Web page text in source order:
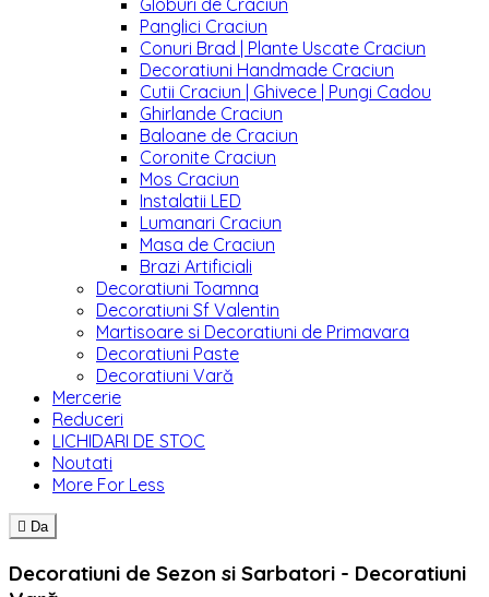
Globuri de Craciun
Panglici Craciun
Conuri Brad | Plante Uscate Craciun
Decoratiuni Handmade Craciun
Cutii Craciun | Ghivece | Pungi Cadou
Ghirlande Craciun
Baloane de Craciun
Coronite Craciun
Mos Craciun
Instalatii LED
Lumanari Craciun
Masa de Craciun
Brazi Artificiali
Decoratiuni Toamna
Decoratiuni Sf Valentin
Martisoare si Decoratiuni de Primavara
Decoratiuni Paste
Decoratiuni Vară
Mercerie
Reduceri
LICHIDARI DE STOC
Noutati
More For Less
 Da
Decoratiuni de Sezon si Sarbatori - Decoratiuni